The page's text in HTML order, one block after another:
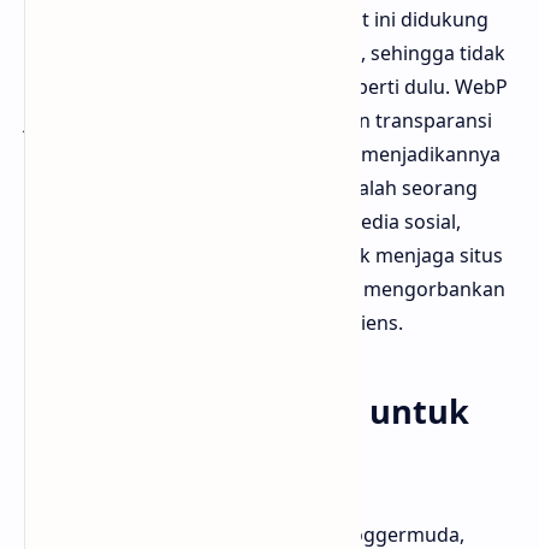
ukuran penyimpanan gambar. Format ini didukung
oleh hampir semua browser modern, sehingga tidak
ada masalah kompatibilitas besar seperti dulu. WebP
juga bisa menyimpan gambar dengan transparansi
seperti PNG dan animasi seperti GIF, menjadikannya
format serbaguna. Jadi, jika kamu adalah seorang
blogger, desainer web, atau pegiat media sosial,
WebP adalah pilihan yang tepat untuk menjaga situs
atau profil tetap cepat diakses tanpa mengorbankan
kualitas visual yang penting bagi audiens.
Potensi Penggunaan untuk
Untuk para blogger seperti tim di bloggermuda,